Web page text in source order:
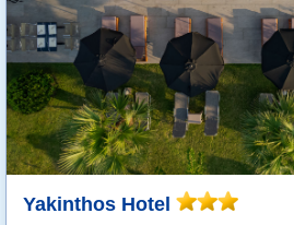
Yakinthos Hotel